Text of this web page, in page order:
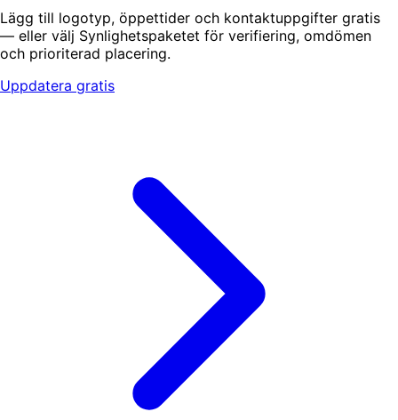
Lägg till logotyp, öppettider och kontaktuppgifter gratis
— eller välj Synlighetspaketet för verifiering, omdömen
och prioriterad placering.
Uppdatera gratis